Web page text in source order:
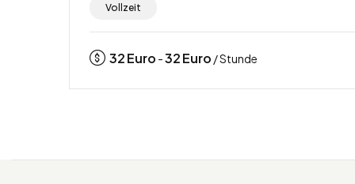
Vollzeit
32Euro -32Euro / Stunde